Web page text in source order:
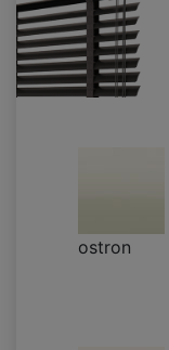
ostron